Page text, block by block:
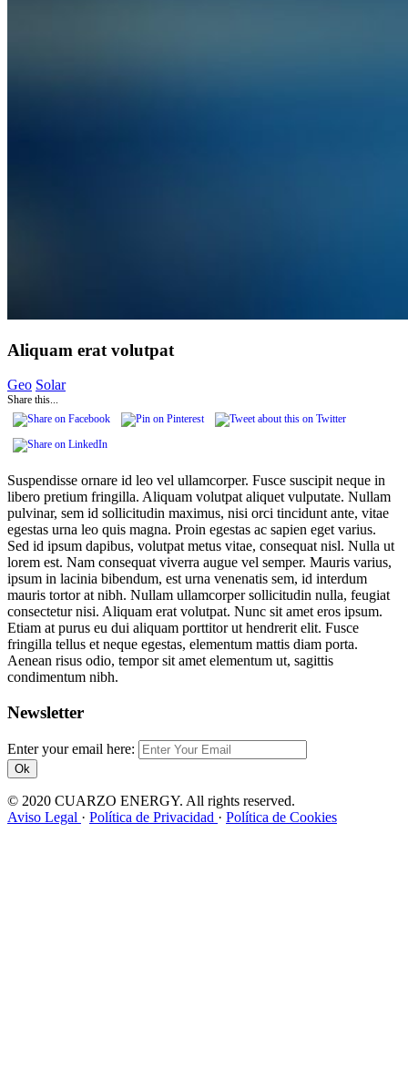
Aliquam erat volutpat
Geo Solar
Share this...
Suspendisse ornare id leo vel ullamcorper. Fusce suscipit neque in
libero pretium fringilla. Aliquam volutpat aliquet vulputate. Nullam
pulvinar, sem id sollicitudin maximus, nisi orci tincidunt ante, vitae
egestas urna leo quis magna. Proin egestas ac sapien eget varius.
Sed id ipsum dapibus, volutpat metus vitae, consequat nisl. Nulla ut
lorem est. Nam consequat viverra augue vel semper. Mauris varius,
ipsum in lacinia bibendum, est urna venenatis sem, id interdum
mauris tortor at nibh. Nullam ullamcorper sollicitudin nulla, feugiat
consectetur nisi. Aliquam erat volutpat. Nunc sit amet eros ipsum.
Etiam at purus eu dui aliquam porttitor ut hendrerit elit. Fusce
fringilla tellus et neque egestas, elementum mattis diam porta.
Aenean risus odio, tempor sit amet elementum ut, sagittis
condimentum nibh.
Newsletter
Enter your email here:
Ok
© 2020 CUARZO ENERGY. All rights reserved.
Aviso Legal · Política de Privacidad · Política de Cookies